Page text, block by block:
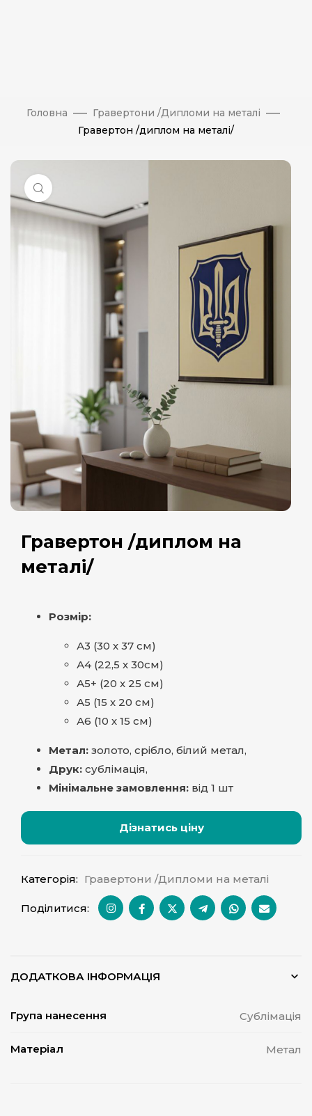
Головна
Гравертони /Дипломи на металі
Гравертон /диплом на металі/
Гравертон /диплом на
металі/
Розмір:
А3 (30 х 37 см)
А4 (22,5 х 30см)
А5+ (20 х 25 см)
А5 (15 х 20 см)
А6 (10 х 15 см)
Метал: золото, срібло, білий метал,
Друк: сублімація,
Мінімальне замовлення: від 1 шт
Дізнатись ціну
Категорія: Гравертони /Дипломи на металі
Поділитися:
ДОДАТКОВА ІНФОРМАЦІЯ
Група нанесення Сублімація
Матеріал Метал